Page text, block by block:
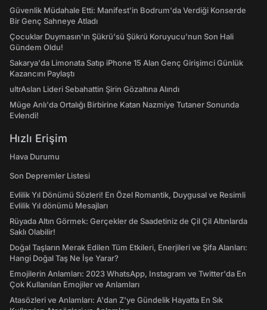
Güvenlik Müdahale Etti: Manifest'in Bodrum'da Verdiği Konserde
Bir Genç Sahneye Atladı
Çocuklar Duymasın'ın Şükrü'sü Şükrü Koruyucu'nun Son Hali
Gündem Oldu!
Sakarya'da Limonata Satıp iPhone 15 Alan Genç Girişimci Günlük
Kazancını Paylaştı
ultrAslan Lideri Sebahattin Şirin Gözaltına Alındı
Müge Anlı'da Ortalığı Birbirine Katan Nazmiye Tutaner Sonunda
Evlendi!
Hızlı Erişim
Hava Durumu
Son Depremler Listesi
Evlilik Yıl Dönümü Sözleri! En Özel Romantik, Duygusal ve Resimli
Evlilik Yıl dönümü Mesajları
Rüyada Altın Görmek: Gerçekler de Saadetiniz de Çil Çil Altınlarda
Saklı Olabilir!
Doğal Taşların Merak Edilen Tüm Etkileri, Enerjileri ve Şifa Alanları:
Hangi Doğal Taş Ne İşe Yarar?
Emojilerin Anlamları: 2023 WhatsApp, Instagram ve Twitter'da En
Çok Kullanılan Emojiler ve Anlamları
Atasözleri ve Anlamları: A'dan Z'ye Gündelik Hayatta En Sık